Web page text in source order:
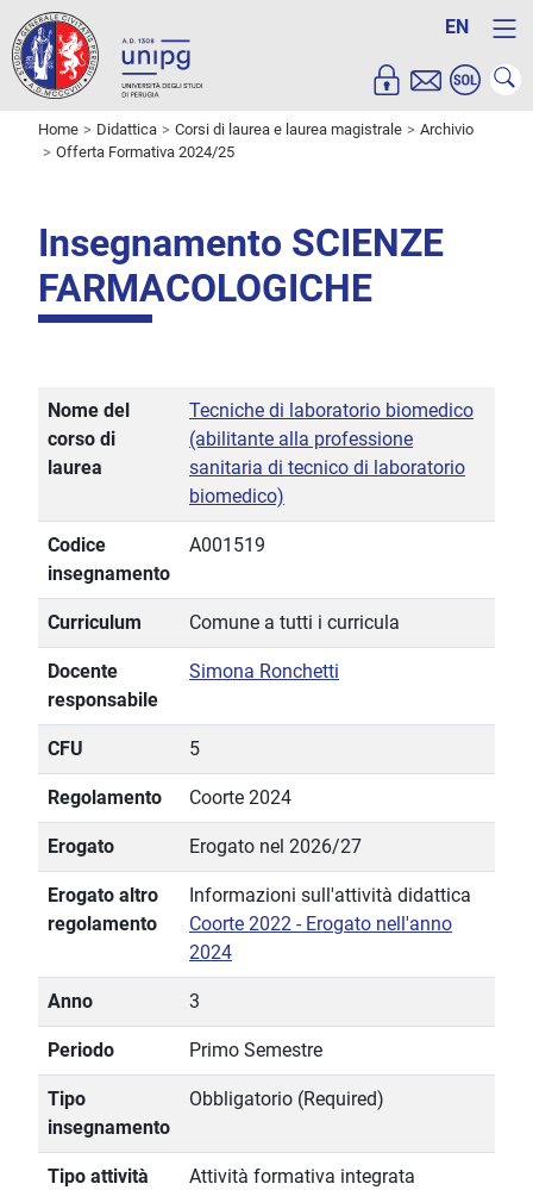
EN
Home Didattica Corsi di laurea e laurea magistrale
Archivio
Offerta Formativa 2024/25
Insegnamento SCIENZE
FARMACOLOGICHE
Nome del
corso di
laurea
Tecniche di laboratorio biomedico
(abilitante alla professione
sanitaria di tecnico di laboratorio
biomedico)
Codice
insegnamento
A001519
Curriculum Comune a tutti i curricula
Docente
responsabile
Simona Ronchetti
CFU 5
Regolamento Coorte 2024
Erogato Erogato nel 2026/27
Erogato altro
regolamento
Informazioni sull'attività didattica
Coorte 2022 - Erogato nell'anno
2024
Anno 3
Periodo Primo Semestre
Tipo
insegnamento
Obbligatorio (Required)
Tipo attività Attività formativa integrata